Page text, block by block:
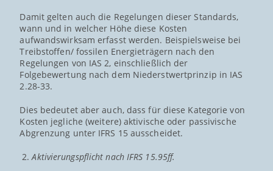
Damit gelten auch die Regelungen dieser Standards,
wann und in welcher Höhe diese Kosten
aufwandswirksam erfasst werden. Beispielsweise bei
Treibstoffen/ fossilen Energieträgern nach den
Regelungen von IAS 2, einschließlich der
Folgebewertung nach dem Niederstwertprinzip in IAS
2.28-33.
Dies bedeutet aber auch, dass für diese Kategorie von
Kosten jegliche (weitere) aktivische oder passivische
Abgrenzung unter IFRS 15 ausscheidet.
Aktivierungspflicht nach IFRS 15.95ff.